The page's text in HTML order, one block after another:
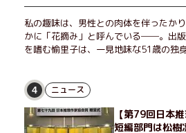
私の趣味は、男性との肉体を伴ったか
かに「花摘み」と呼んでいる──。出
を嗜む愉里子は、一見地味な51歳の独
せる男が現れた。茶の湯の粋人、70歳
は、ある秘密があった……。自分の心と
姿と、その連帯を描く。赤裸々にして
をめぐる物語。
4 ニュース
【第79回日本
短編部門は松樹